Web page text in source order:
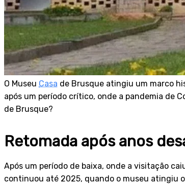
O Museu Casa de Brusque atingiu um marco
após um período crítico, onde a pandemia de
de Brusque?
Retomada após anos
Após um período de baixa, onde a visitação
continuou até 2025, quando o museu atingiu